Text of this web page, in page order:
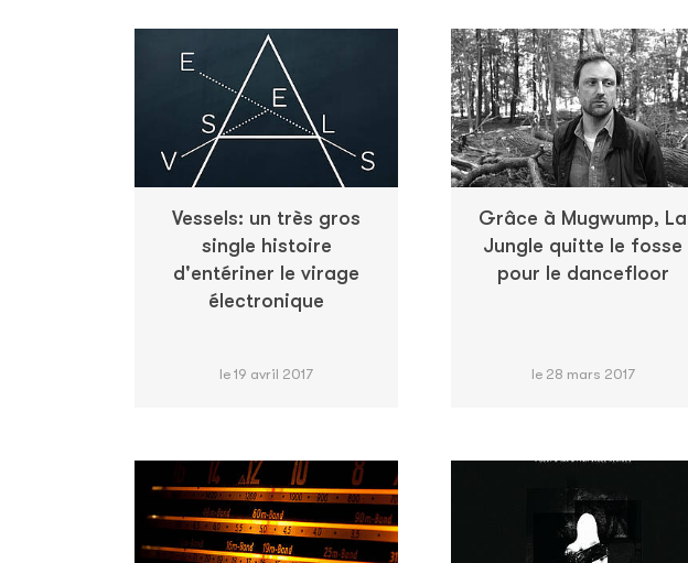
Vessels: un très gros
single histoire
d'entériner le virage
électronique
le 19 avril 2017
Grâce à Mugwump, La
Jungle quitte le fosse
pour le dancefloor
le 28 mars 2017